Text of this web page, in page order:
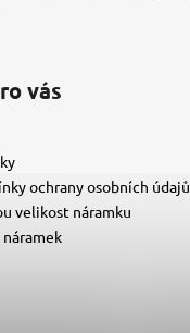
vás
ochrany osobních údajů
velikost náramku